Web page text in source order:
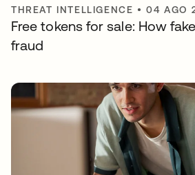
THREAT INTELLIGENCE •04 AGO
Free tokens for sale: How
fraud